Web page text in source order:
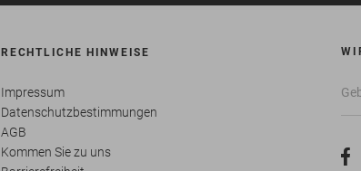
RECHTLICHE HINWEISE
Impressum
Datenschutzbestimmungen
AGB
Kommen Sie zu uns